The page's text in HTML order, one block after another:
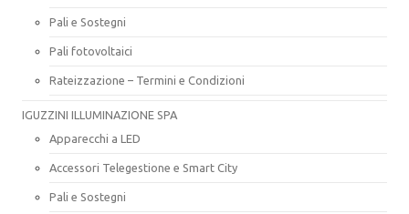
Pali e Sostegni
Pali fotovoltaici
Rateizzazione – Termini e Condizioni
IGUZZINI ILLUMINAZIONE SPA
Apparecchi a LED
Accessori Telegestione e Smart City
Pali e Sostegni